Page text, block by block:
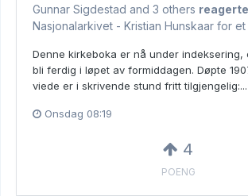
Gunnar Sigdestad and 3 others reagerte
Nasjonalarkivet - Kristian Hunskaar for et
Denne kirkeboka er nå under indeksering,
bli ferdig i løpet av formiddagen. Døpte
viede er i skrivende stund fritt tilgjengelig:...
Onsdag 08:19
4
POENG